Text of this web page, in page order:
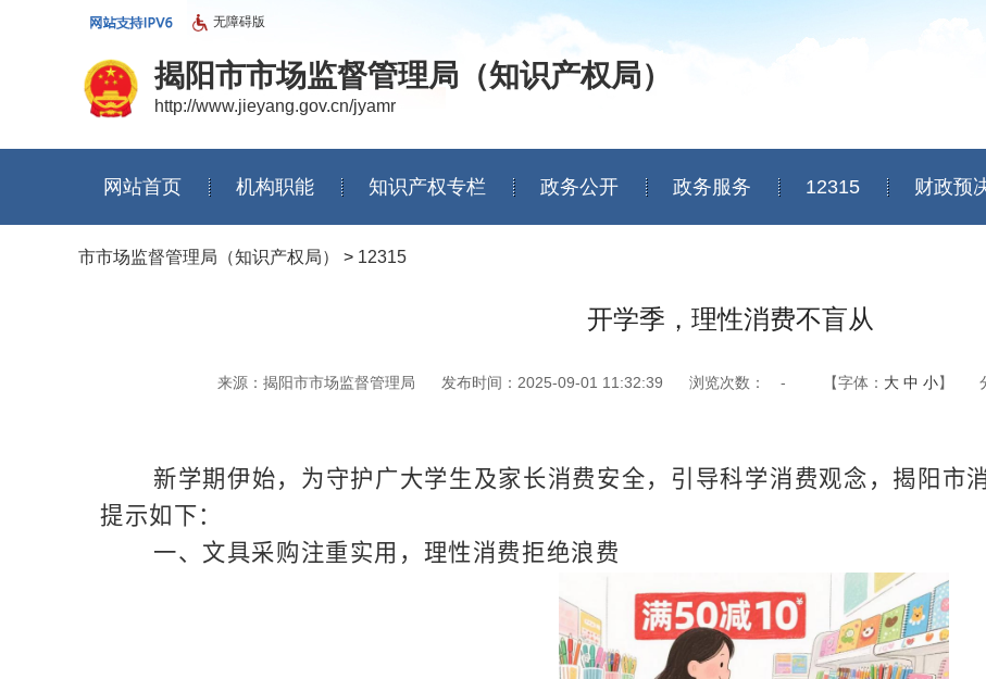
无障碍版
揭阳市市场监督管理局（知识产权局）
http://www.jieyang.gov.cn/jyamr
网站首页 机构职能 知识产权专栏 政务公开 政务服务 12315 财政预
市市场监督管理局（知识产权局） > 12315
开学季，理性消费不盲从
来源：揭阳市市场监督管理局 发布时间：2025-09-01 11:32:39 浏览次数： - 【字体： 大 中 小】
新学期伊始，为守护广大学生及家长消费安全，引导科学消费观念，揭阳市
提示如下：
一、文具采购注重实用，理性消费拒绝浪费